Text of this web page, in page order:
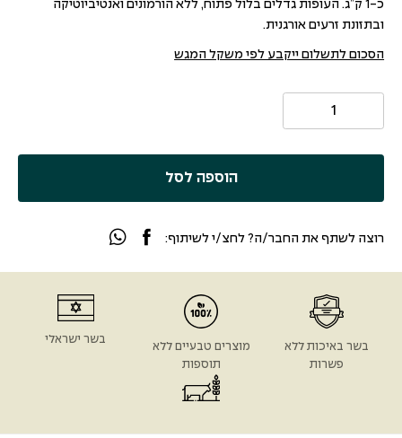
כ-1 ק”ג. העופות גדלים בלול פתוח, ללא הורמונים ואנטיביוטיקה
ובתזונת זרעים אורגנית.
הסכום לתשלום ייקבע לפי משקל המגש
הוספה לסל
רוצה לשתף את החבר/ה? לחצ/י לשיתוף:
בשר באיכות ללא
פשרות
מוצרים טבעיים ללא
תוספות
בשר ישראלי